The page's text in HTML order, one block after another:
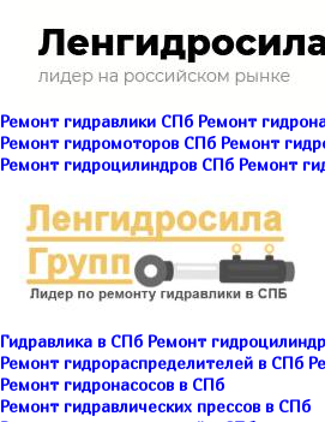
Ремонт гидравлики СПб Ремонт
Ремонт гидромоторов СПб Ремонт
Ремонт гидроцилиндров СПб Ремонт
Гидравлика в СПб Ремонт
Ремонт гидрораспределителей в СПб
Ремонт гидронасосов в СПб
Ремонт гидравлических прессов в СПб